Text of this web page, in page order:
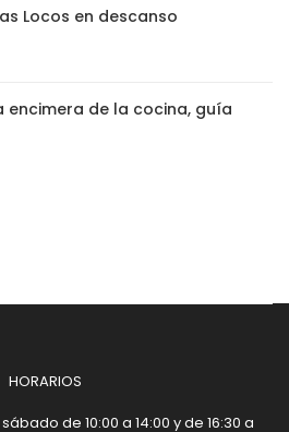
Locos en descanso
encimera de la cocina, guía
HORARIOS
sábado de 10:00 a 14:00 y de 16:30 a